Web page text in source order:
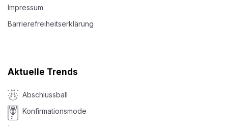
Impressum
Barrierefreiheitserklärung
Aktuelle Trends
Abschlussball
Konfirmationsmode